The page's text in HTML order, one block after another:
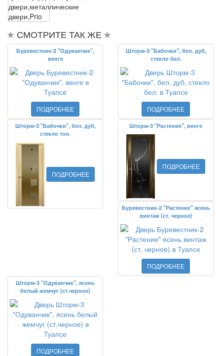
двери,металлические
двери,Prio
СМОТРИТЕ ТАК ЖЕ
Буревестник-2 "Одуванчик",
венге
ПОДРОБНЕЕ
Шторм-3 "Бабочки", бел. дуб,
стекло бел.
ПОДРОБНЕЕ
Шторм-3 "Бабочки", бел. дуб,
стекло тон.
ПОДРОБНЕЕ
Шторм-3 "Растение", венге
ПОДРОБНЕЕ
Буревестник-2 "Растение" ясень
винтаж (ст. черное)
ПОДРОБНЕЕ
Шторм-3 "Одуванчик", ясень
белый жемчуг (ст.черное)
ПОДРОБНЕЕ